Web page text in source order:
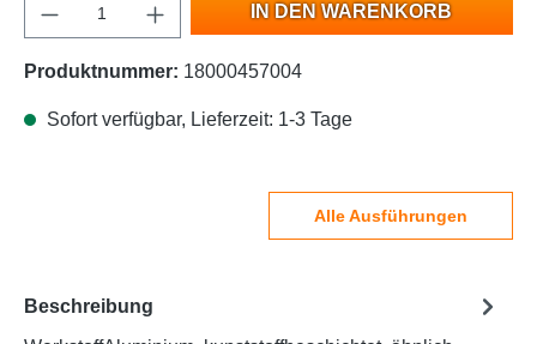
IN DEN WARENKORB
Produktnummer: 18000457004
Sofort verfügbar, Lieferzeit: 1-3 Tage
Alle Ausführungen
Beschreibung